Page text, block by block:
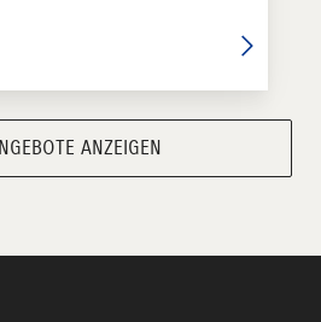
ANZEIGEN